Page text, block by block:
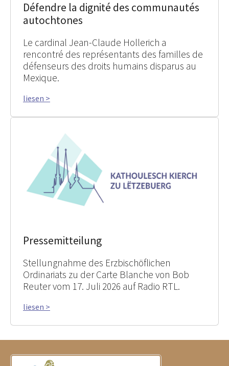
Défendre la dignité des communautés
autochtones
Le cardinal Jean-Claude Hollerich a
rencontré des représentants des familles de
défenseurs des droits humains disparus au
Mexique.
liesen >
Pressemitteilung
Stellungnahme des Erzbischöflichen
Ordinariats zu der Carte Blanche von Bob
Reuter vom 17. Juli 2026 auf Radio RTL.
liesen >